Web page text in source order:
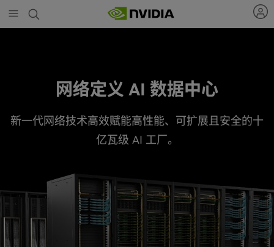
to
main
网络定义 AI 数据中心
新一代网络技术高效赋能高性能、可扩展且安全的十
亿瓦级 AI 工厂。